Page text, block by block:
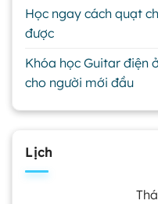
Học ngay cách quạt
được
Khóa học Guitar điện
cho người mới đầu
Lịch